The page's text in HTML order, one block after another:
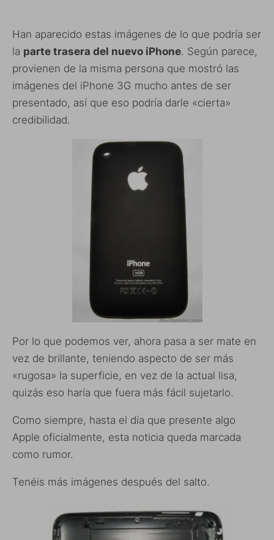
Han aparecido estas imágenes de lo que podría ser
la parte trasera del nuevo iPhone. Según parece,
provienen de la misma persona que mostró las
imágenes del iPhone 3G mucho antes de ser
presentado, así que eso podría darle «cierta»
credibilidad.
Por lo que podemos ver, ahora pasa a ser mate en
vez de brillante, teniendo aspecto de ser más
«rugosa» la superficie, en vez de la actual lisa,
quizás eso haría que fuera más fácil sujetarlo.
Como siempre, hasta el día que presente algo
Apple oficialmente, esta noticia queda marcada
como rumor.
Tenéis más imágenes después del salto.